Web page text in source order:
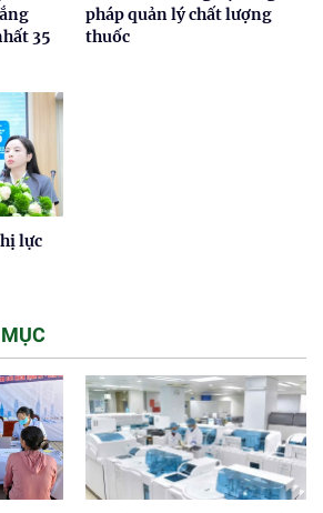
35
pháp quản lý chất lượng
thuốc
lực